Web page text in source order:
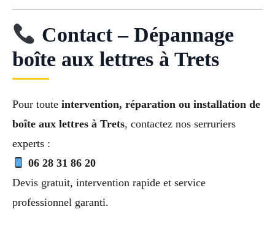
Contact – Dépannage
boîte aux lettres à Trets
Pour toute intervention, réparation ou installation de
boîte aux lettres à Trets, contactez nos serruriers
experts :
06 28 31 86 20
Devis gratuit, intervention rapide et service
professionnel garanti.